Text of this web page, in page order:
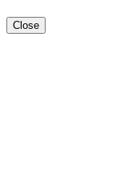
Close